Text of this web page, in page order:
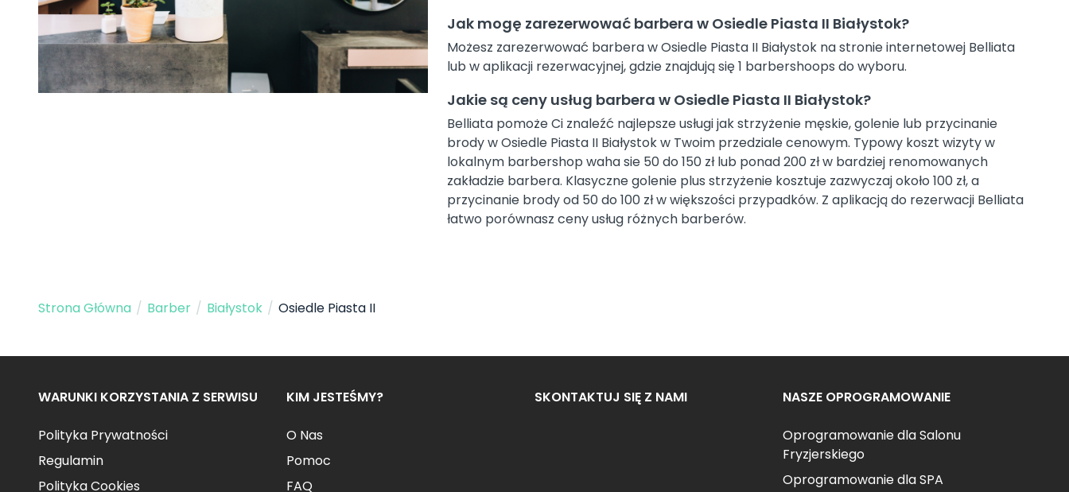
Jak mogę zarezerwować barbera w Osiedle Piasta II Białystok?
Możesz zarezerwować barbera w Osiedle Piasta II Białystok na stronie internetowej Belliata
lub w aplikacji rezerwacyjnej, gdzie znajdują się 1 barbershoops do wyboru.
Jakie są ceny usług barbera w Osiedle Piasta II Białystok?
Belliata pomoże Ci znaleźć najlepsze usługi jak strzyżenie męskie, golenie lub przycinanie
brody w Osiedle Piasta II Białystok w Twoim przedziale cenowym. Typowy koszt wizyty w
lokalnym barbershop waha sie 50 do 150 zł lub ponad 200 zł w bardziej renomowanych
zakładzie barbera. Klasyczne golenie plus strzyżenie kosztuje zazwyczaj około 100 zł, a
przycinanie brody od 50 do 100 zł w większości przypadków. Z aplikacją do rezerwacji Belliata
łatwo porównasz ceny usług różnych barberów.
Strona Główna / Barber / Białystok / Osiedle Piasta II
WARUNKI KORZYSTANIA Z SERWISU
Polityka Prywatności
Regulamin
Polityka Cookies
KIM JESTEŚMY?
O Nas
Pomoc
FAQ
SKONTAKTUJ SIĘ Z NAMI NASZE OPROGRAMOWANIE
Oprogramowanie dla Salonu
Fryzjerskiego
Oprogramowanie dla SPA